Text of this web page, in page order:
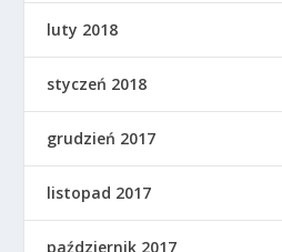
luty 2018
styczeń 2018
grudzień 2017
listopad 2017
październik 2017